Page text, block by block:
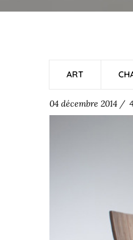
ART
04 décembre 2014 /